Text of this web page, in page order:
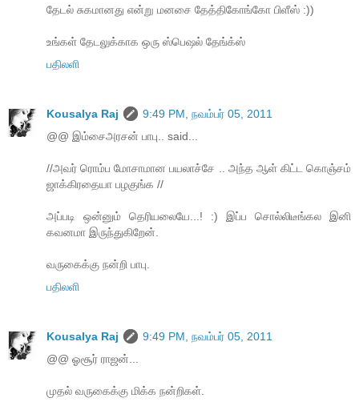
தேடல் சுகமானது என்று மனசை தேத்திகோங்கோ பிளீஸ் :))
உங்கள் தேடலுக்காக ஒரு ஸ்பெஷல் தேங்க்ஸ்
பதிலளி
Kousalya Raj
9:49 PM, நவம்பர் 05, 2011
@@ இம்சைஅரசன் பாபு.. said...
//அவர் ரொம்ப மோசாமான பயலாச்சே .. அந்த ஆள் கிட்ட கொஞ்சம்
ஜாக்கிரதையா பழகுங்க //
அப்படி ஒன்னும் தெரியலையே...! :) இப்ப சொல்லிடீங்கல இனி
கவனமா இருந்துகிறேன்.
வருகைக்கு நன்றி பாபு.
பதிலளி
Kousalya Raj
9:49 PM, நவம்பர் 05, 2011
@@ ஓசூர் ராஜன்...
முதல் வருகைக்கு மிக்க நன்றிகள்.